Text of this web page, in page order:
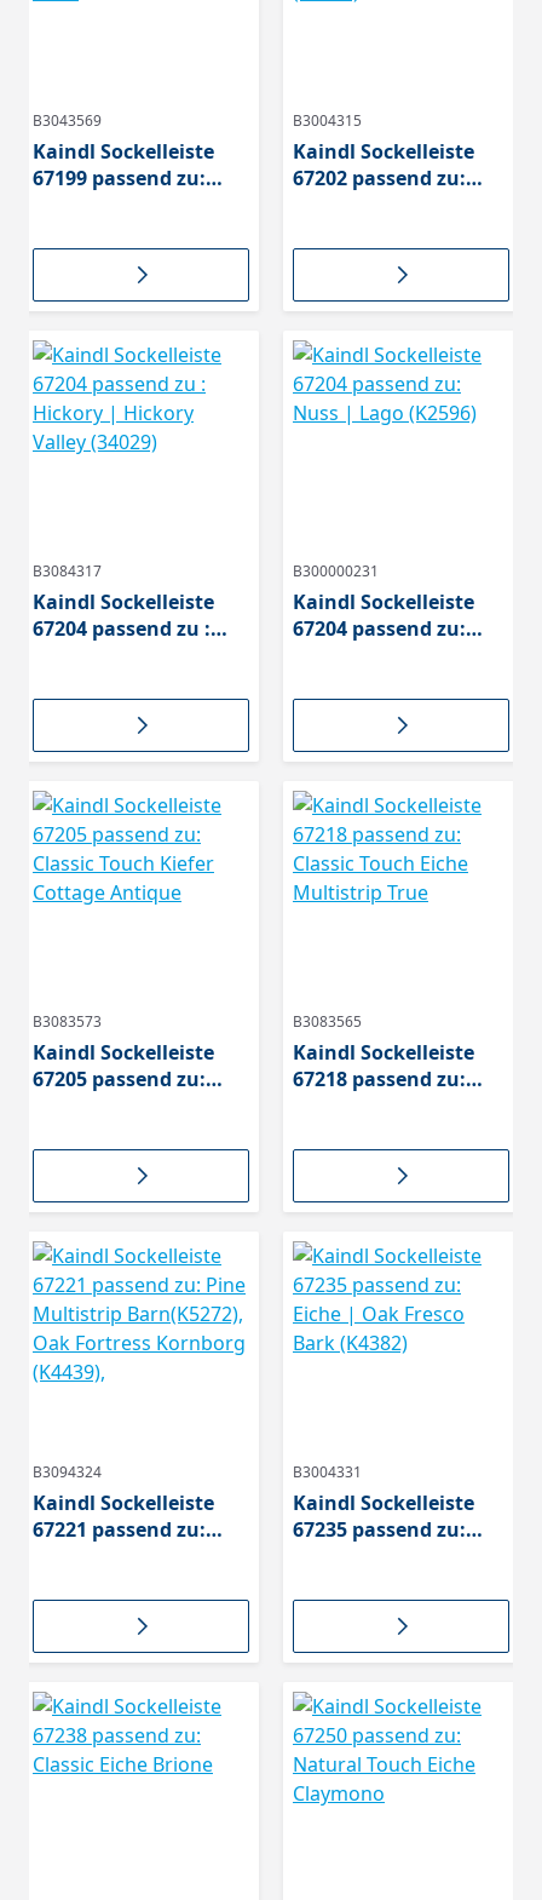
B3043569
Kaindl Sockelleiste
67199 passend zu:
B3004315
Kaindl Sockelleiste
67202 passend zu:
B3084317
Kaindl Sockelleiste
67204 passend zu :
B300000231
Kaindl Sockelleiste
67204 passend zu:
B3083573
Kaindl Sockelleiste
67205 passend zu:
B3083565
Kaindl Sockelleiste
67218 passend zu:
B3094324
Kaindl Sockelleiste
67221 passend zu:
Fortress Kornborg
B3004331
Kaindl Sockelleiste
67235 passend zu: